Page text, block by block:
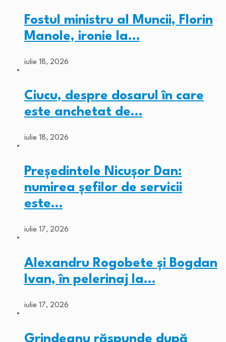
Fostul ministru al Muncii, Florin
Manole, ironie la…
iulie 18, 2026
Ciucu, despre dosarul în care
este anchetat de…
iulie 18, 2026
Președintele Nicușor Dan:
numirea șefilor de servicii
este…
iulie 17, 2026
Alexandru Rogobete și Bogdan
Ivan, în pelerinaj la…
iulie 17, 2026
Grindeanu răspunde după